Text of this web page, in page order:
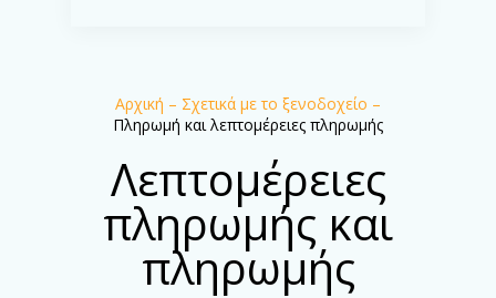
Αρχική – Σχετικά με το ξενοδοχείο –
Πληρωμή και λεπτομέρειες πληρωμής
Λεπτομέρειες
πληρωμής και
πληρωμής